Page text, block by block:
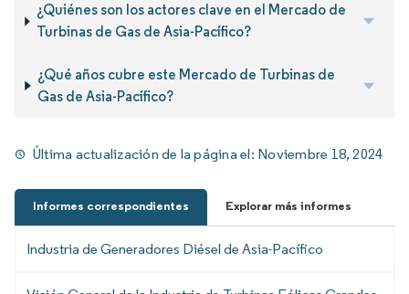
¿Quiénes son los actores clave en el Mercado de
Turbinas de Gas de Asia-Pacífico?
¿Qué años cubre este Mercado de Turbinas de
Gas de Asia-Pacífico?
Última actualización de la página el: Noviembre 18, 2024
Informes correspondientes Explorar más informes
Industria de Generadores Diésel de Asia-Pacífico